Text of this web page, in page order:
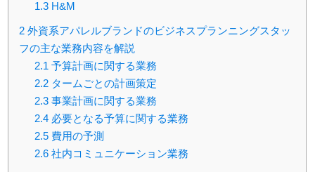
1.3 H&M
2 外資系アパレルブランドのビジネスプランニングスタッ
フの主な業務内容を解説
2.1 予算計画に関する業務
2.2 タームごとの計画策定
2.3 事業計画に関する業務
2.4 必要となる予算に関する業務
2.5 費用の予測
2.6 社内コミュニケーション業務